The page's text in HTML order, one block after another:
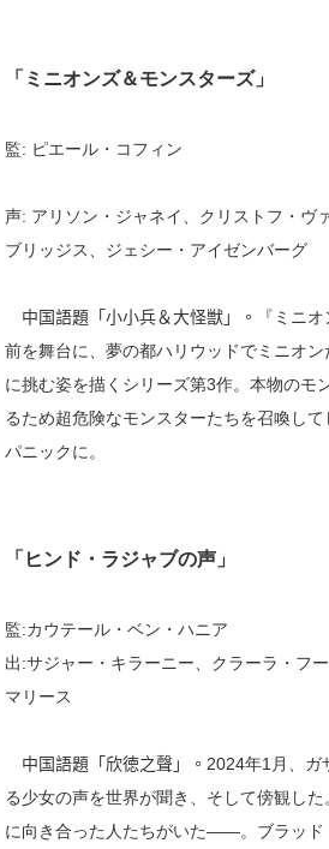
「 ミニオンズ＆モンスターズ」
監: ピエール・コフィン
声: アリソン・ジャネイ、クリストフ・ヴ
ブリッジス、ジェシー・アイゼンバーグ
中国語題「小小兵＆大怪獣」。
『ミニ
前を舞台に、夢の都ハリウッドでミニオ
に挑む姿を描くシリーズ第3作。本物のモ
るため超危険なモンスターたちを召喚 し
パニックに。
「 ヒンド・ラジャブの声 」
監:カウテール・ベン・ハニア
出:サジャー・キラーニー、クラーラ・フ
マリース
中国語題「 欣徳之聲」。 2024年1月、ガ
る少女の声を世界が聞き、そして傍観した
に向き合った 人たちがいた――。 ブラッド